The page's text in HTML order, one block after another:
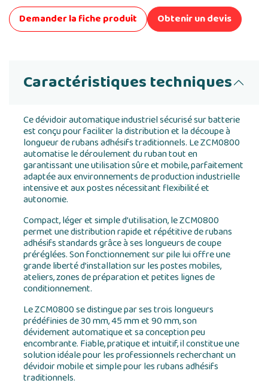
Demander la fiche produit Obtenir un devis
Caractéristiques techniques
Ce dévidoir automatique industriel sécurisé sur batterie
est conçu pour faciliter la distribution et la découpe à
longueur de rubans adhésifs traditionnels. Le ZCM0800
automatise le déroulement du ruban tout en
garantissant une utilisation sûre et mobile, parfaitement
adaptée aux environnements de production industrielle
intensive et aux postes nécessitant flexibilité et
autonomie.
Compact, léger et simple d’utilisation, le ZCM0800
permet une distribution rapide et répétitive de rubans
adhésifs standards grâce à ses longueurs de coupe
préréglées. Son fonctionnement sur pile lui offre une
grande liberté d’installation sur les postes mobiles,
ateliers, zones de préparation et petites lignes de
conditionnement.
Le ZCM0800 se distingue par ses trois longueurs
prédéfinies de 30 mm, 45 mm et 90 mm, son
dévidement automatique et sa conception peu
encombrante. Fiable, pratique et intuitif, il constitue une
solution idéale pour les professionnels recherchant un
dévidoir mobile et simple pour les rubans adhésifs
traditionnels.